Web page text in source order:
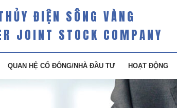
ĐIỆN SÔNG VÀNG
JOINT STOCK COMPANY
QUAN HỆ CỔ ĐÔNG/NHÀ ĐẦU TƯ HOẠT ĐỘNG